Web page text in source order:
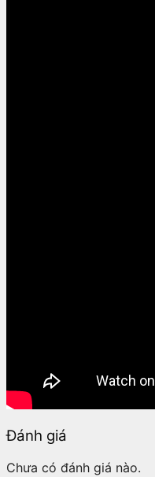
Đánh giá
Chưa có đánh giá nào.